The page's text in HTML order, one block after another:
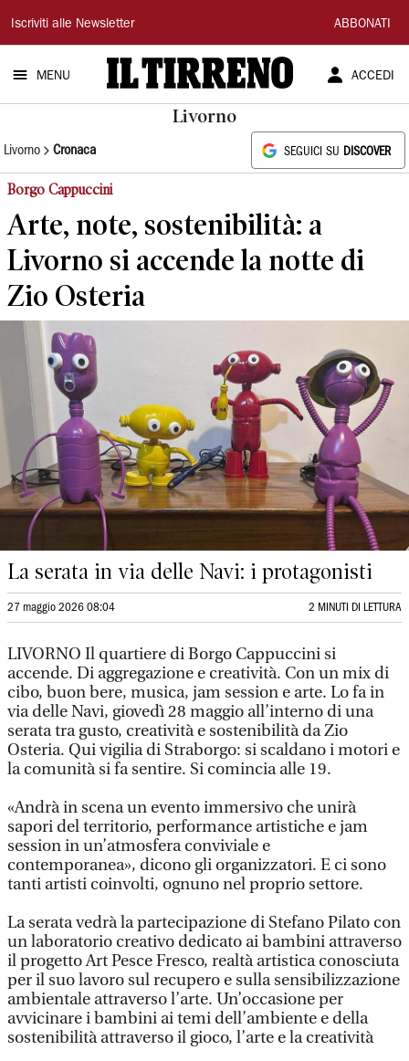
Il
Tirreno
Iscriviti alle Newsletter ABBONATI
MENU ACCEDI
Livorno
Livorno Cronaca SEGUICI SU DISCOVER
Borgo Cappuccini
Arte, note, sostenibilità: a
Livorno si accende la notte di
Zio Osteria
La serata in via delle Navi: i protagonisti
27 maggio 2026 08:04 2 MINUTI DI LETTURA
LIVORNO Il quartiere di Borgo Cappuccini si
accende. Di aggregazione e creatività. Con un mix di
cibo, buon bere, musica, jam session e arte. Lo fa in
via delle Navi, giovedì 28 maggio all’interno di una
serata tra gusto, creatività e sostenibilità da Zio
Osteria. Qui vigilia di Straborgo: si scaldano i motori e
la comunità si fa sentire. Si comincia alle 19.
«Andrà in scena un evento immersivo che unirà
sapori del territorio, performance artistiche e jam
session in un’atmosfera conviviale e
contemporanea», dicono gli organizzatori. E ci sono
tanti artisti coinvolti, ognuno nel proprio settore.
La serata vedrà la partecipazione di Stefano Pilato con
un laboratorio creativo dedicato ai bambini attraverso
il progetto Art Pesce Fresco, realtà artistica conosciuta
per il suo lavoro sul recupero e sulla sensibilizzazione
ambientale attraverso l’arte. Un’occasione per
avvicinare i bambini ai temi dell’ambiente e della
sostenibilità attraverso il gioco, l’arte e la creatività